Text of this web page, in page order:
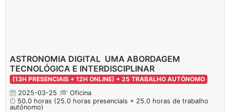
ASTRONOMIA DIGITAL  UMA ABORDAGEM
TECNOLÓGICA E INTERDISCIPLINAR
(13H PRESENCIAIS + 12H ONLINE) + 25 TRABALHO AUTÓNOMO
2025-03-25
Oficina
50.0 horas (25.0 horas presenciais + 25.0 horas de trabalho
autónomo)